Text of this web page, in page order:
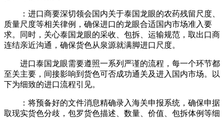
：进口商要深切领会国内关于泰国龙眼的农药残留尺度、
质量尺度等相关律例，确保进口的龙眼合适国内市场准入要
求。同时，关心泰国龙眼的采收、包拆、运输规范，取出口商
连结亲近沟通，确保货色从泉源就满脚进口尺度。
进口泰国龙眼需要遵照一系列严谨的流程，每一个环节都
至关主要，间接影响到货色可否成功通关及进入国内市场。以
下为细致的进口流程引见。
：将预备好的文件消息精确录入海关申报系统，确保申据
取现实货色分歧，包罗货色描述、数量、价值、包拆体例等细